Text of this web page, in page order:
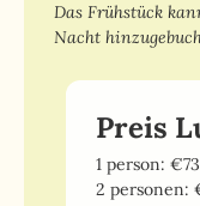
Das Frühstück
Nacht
Preis
1 person:
2 personen: